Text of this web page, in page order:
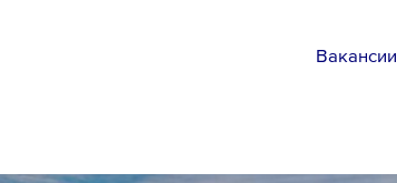
Вакансии